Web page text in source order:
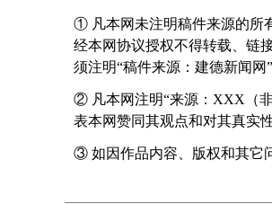
① 凡本网未注明稿件来源的所
经本网协议授权不得转载、链
须注明“稿件来源：建德新闻网
② 凡本网注明“来源：XXX（
表本网赞同其观点和对其真实性
③ 如因作品内容、版权和其它